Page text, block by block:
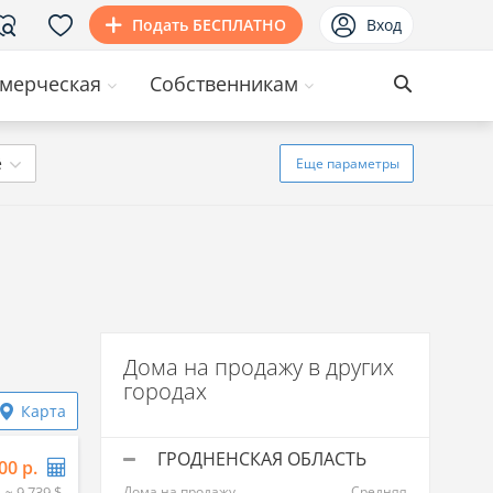
Подать БЕСПЛАТНО Вход
Собственникам
Еще параметры
Карта
р.
Дома на продажу в других
городах
ГРОДНЕНСКАЯ ОБЛАСТЬ